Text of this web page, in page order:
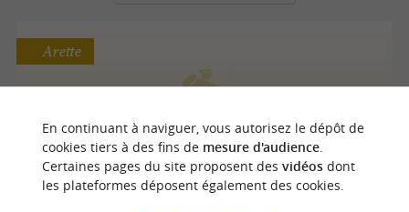
VTT EN BARÉTOUS - HOURTICQ PASCAL
VTT Randonnées Cyclistes à Arette
Arette
En continuant à naviguer, vous autorisez le dépôt de
cookies tiers à des fins de mesure d'audience.
Certaines pages du site proposent des vidéosdont
les plateformes déposent également des cookies.